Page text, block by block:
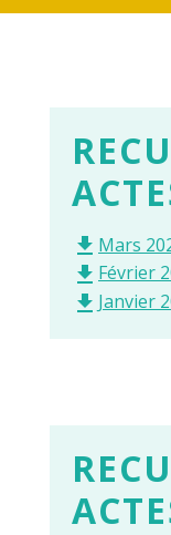
file_download Mars
file_download Février
file_download Janvier